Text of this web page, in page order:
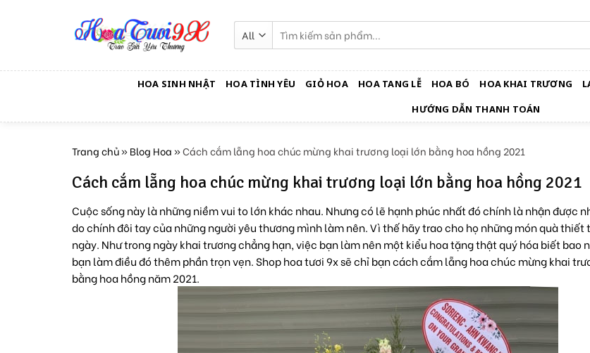
kiếm:
HOA SINH NHẬT HOA TÌNH YÊU GIỎ HOA HOA TANG LỄ HOA BÓ HOA KHAI TRƯƠNG
HƯỚNG DẪN THANH TOÁN
Trang chủ»Blog Hoa»Cách cắm lẵng hoa chúc mừng khai trương loại lớn bằng hoa hồng 2021
Cách cắm lẵng hoa chúc mừng khai trương loại lớn bằng hoa hồng 2021
Cuộc sống này là những niềm vui to lớn khác nhau. Nhưng có lẽ hạnh phúc nhất đó chính là nhận được
do chính đôi tay của những người yêu thương mình làm nên. Vì thế hãy trao cho họ những món quà thiết
ngày. Như trong ngày khai trương chẳng hạn, việc bạn làm nên một kiểu hoa tặng thật quý hóa biết bao
bạn làm điều đó thêm phần trọn vẹn. Shop hoa tươi 9x sẽ chỉ bạn cách cắm lẵng hoa chúc mừng khai
bằng hoa hồng năm 2021.